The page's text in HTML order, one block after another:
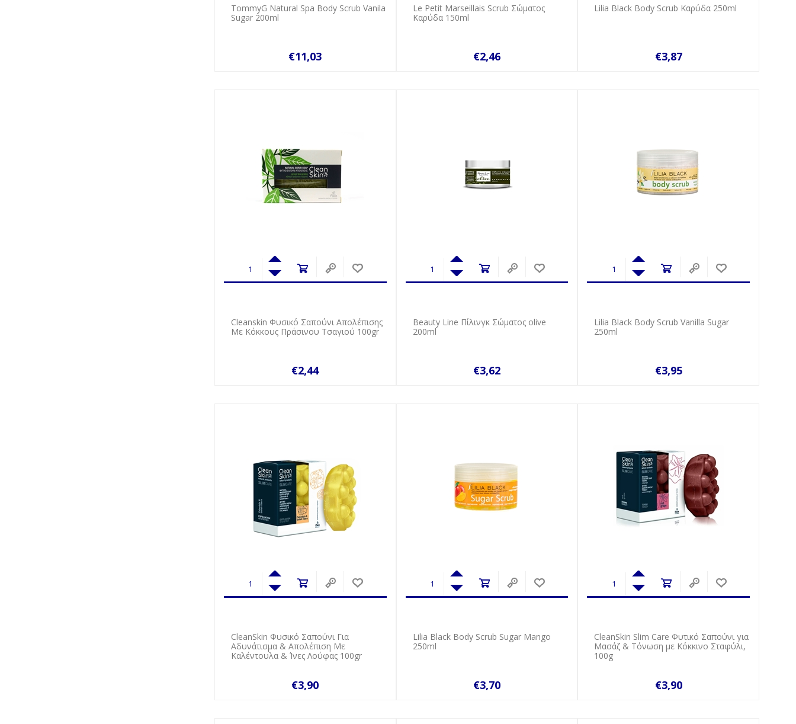
TommyG Natural Spa Body Scrub Vanila
Sugar 200ml
€11,03
Le Petit Marseillais Scrub Σώματος
Καρύδα 150ml
€2,46
Lilia Black Body Scrub Καρύδα 250ml
€3,87
Cleanskin Φυσικό Σαπούνι Απολέπισης
Με Κόκκους Πράσινου Τσαγιού 100gr
€2,44
Beauty Line Πίλινγκ Σώματος olive
200ml
€3,62
Lilia Black Body Scrub Vanilla Sugar
250ml
€3,95
CleanSkin Φυσικό Σαπούνι Για
Αδυνάτισμα & Απολέπιση Με
Καλέντουλα & Ίνες Λούφας 100gr
€3,90
Lilia Black Body Scrub Sugar Mango
250ml
€3,70
CleanSkin Slim Care Φυτικό Σαπούνι για
Μασάζ & Τόνωση με Κόκκινο Σταφύλι,
100g
€3,90